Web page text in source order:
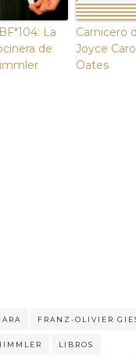
La
de
Carnicero
Joyce
Oates
FRANZ-OLIVIER
LIBROS